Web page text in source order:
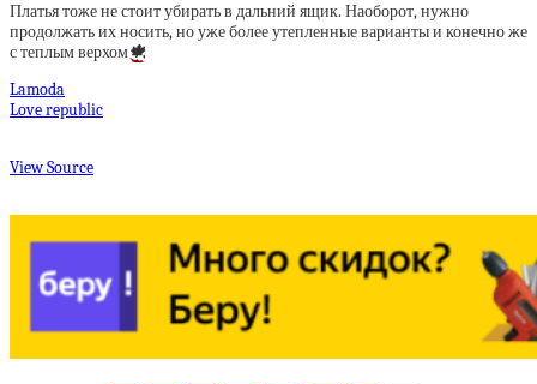
Платья тоже не стоит убирать в дальний ящик. Наоборот, нужно
продолжать их носить, но уже более утепленные варианты и конечно же
с теплым верхом🍁
Lamoda
Love republic
View Source